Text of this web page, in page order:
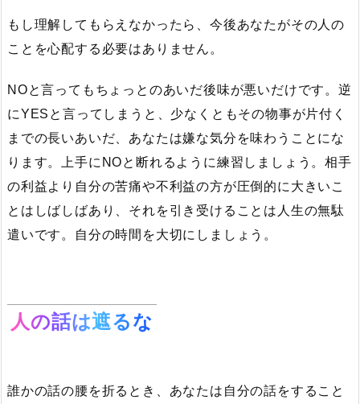
もし理解してもらえなかったら、今後あなたがその人の
ことを心配する必要はありません。
NOと言ってもちょっとのあいだ後味が悪いだけです。逆
にYESと言ってしまうと、少なくともその物事が片付く
までの長いあいだ、あなたは嫌な気分を味わうことにな
ります。上手にNOと断れるように練習しましょう。相手
の利益より自分の苦痛や不利益の方が圧倒的に大きいこ
とはしばしばあり、それを引き受けることは人生の無駄
遣いです。自分の時間を大切にしましょう。
人の話は遮るな
誰かの話の腰を折るとき、あなたは自分の話をすること